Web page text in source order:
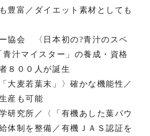
豊富／ダイエット素材としても
ー協会 〈日本初の?青汁のスペ
青汁マイスター」の養成・資格
８００人が誕生
大麦若葉末」〉確かな機能性／
産も可能
研究所／〈「有機あした葉パウ
体制を整備／有機ＪＡＳ認証を